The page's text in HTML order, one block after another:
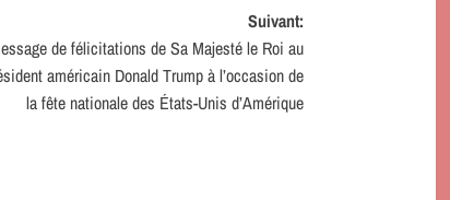
Suivant:
de félicitations de Sa Majesté le Roi au
américain Donald Trump à l’occasion de
la fête nationale des États-Unis d’Amérique